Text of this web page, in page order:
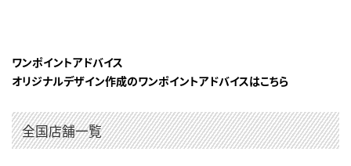
ワンポイントアドバイス
オリジナルデザイン作成のワンポイントアドバイスはこちら
全国店舗一覧